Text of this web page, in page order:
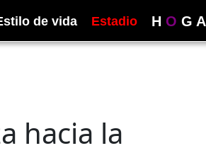
de vida Estadio H O G A
hacia la